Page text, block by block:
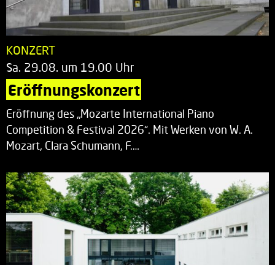
KONZERT
Sa. 29.08. um 19.00 Uhr
Eröffnungskonzert
Eröffnung des „Mozarte International Piano
Competition & Festival 2026“. Mit Werken von W. A.
Mozart, Clara Schumann, F.…